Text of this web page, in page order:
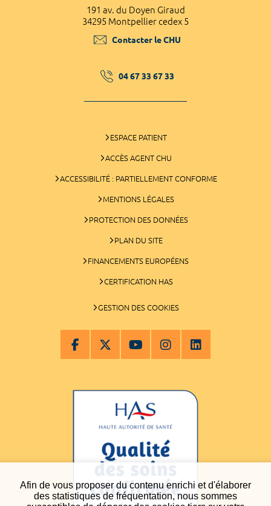
Afin de vous proposer du contenu enrichi et d'élaborer
des statistiques de fréquentation, nous sommes
191 av. du Doyen Giraud
34295 Montpellier cedex 5
Contacter le CHU
04 67 33 67 33
ESPACE PATIENT
ACCÈS AGENT CHU
ACCESSIBILITÉ : PARTIELLEMENT CONFORME
MENTIONS LÉGALES
PROTECTION DES DONNÉES
PLAN DU SITE
FINANCEMENTS EUROPÉENS
CERTIFICATION HAS
GESTION DES COOKIES